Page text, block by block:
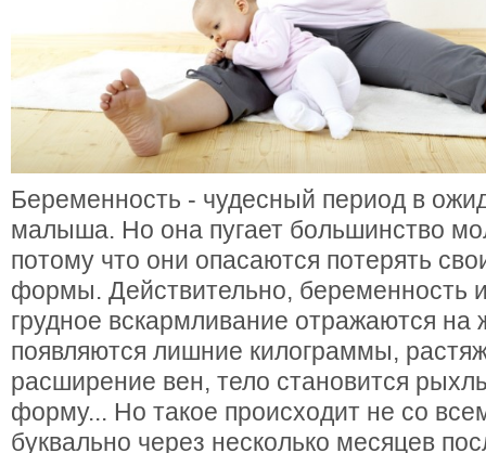
Беременность - чудесный период в
малыша. Но она пугает большинство
потому что они опасаются потерять
формы. Действительно, беременность
грудное вскармливание отражаются на
появляются лишние килограммы,
расширение вен, тело становится
форму... Но такое происходит не со
буквально через несколько месяцев